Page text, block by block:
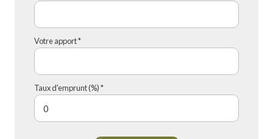
Votre apport *
Taux d'emprunt (%) *